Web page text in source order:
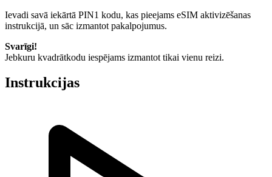
Ievadi savā iekārtā PIN1 kodu, kas pieejams eSIM aktivizēšanas
instrukcijā, un sāc izmantot pakalpojumus.
Svarīgi!
Jebkuru kvadrātkodu iespējams izmantot tikai vienu reizi.
Instrukcijas